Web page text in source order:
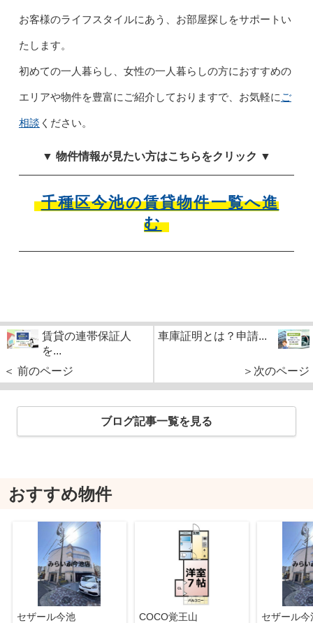
お客様のライフスタイルにあう、お部屋探しをサポートい
たします。
初めての一人暮らし、女性の一人暮らしの方におすすめの
エリアや物件を豊富にご紹介しておりますで、お気軽に ご
相談 ください。
▼ 物件情報が見たい方はこちらをクリック ▼
千種区今池の賃貸物件一覧へ進
む
賃貸の連帯保証人
を...
＜ 前のページ
車庫証明とは？申請...
＞次のページ
ブログ記事一覧を見る
おすすめ物件
セザール今池
COCO覚王山
セザール今